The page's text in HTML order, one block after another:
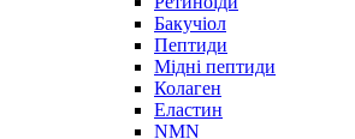
Бакучіол
Пептиди
Мідні пептиди
Колаген
Еластин
NMN